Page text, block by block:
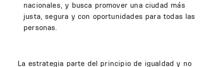
nacionales, y busca promover una ciudad más
justa, segura y con oportunidades para todas las
personas.
La estrategia parte del principio de igualdad y no